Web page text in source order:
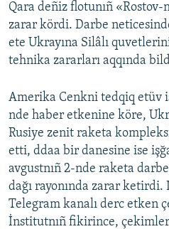
Qara deñiz flotunıñ «Rostov-
zarar kördi. Darbe
ete Ukrayına Silâlı
tehnika zararları aqqında
Amerika Cenkni tedqiq etüv
nde haber etkenine köre,
Rusiye zenit raketa
etti, ddaa bir danesine ise
avgustnıñ 2-nde raketa
dağı rayonında zarar
Telegram kanalı derc etken
İnstitutnıñ fikirince,